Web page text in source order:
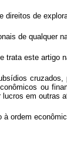
direitos de
de qualquer
trata este artigo
ou
em outras
à ordem